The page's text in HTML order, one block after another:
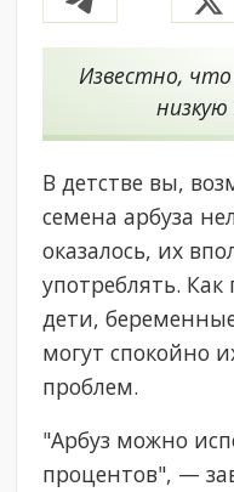
Известно,
В детстве вы,
семена арбуза
оказалось, их
употреблять.
дети,
могут спокойно
проблем.
"Арбуз можно
процентов", —